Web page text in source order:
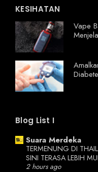
KESIHATAN
Vape
Blog List I
Suara Merdeka
TERMENUNG DI
SINI TERASA LEBIH
2 hours ago